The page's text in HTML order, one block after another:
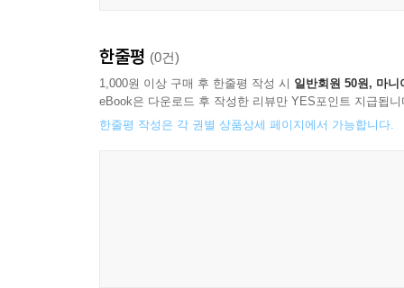
한줄평 (0건)
1,000원 이상 구매 후 한줄평 작성 시 일반회원 50원, 마니
eBook은 다운로드 후 작성한 리뷰만 YES포인트 지급됩니
한줄평 작성은 각 권별 상품상세 페이지에서 가능합니다.